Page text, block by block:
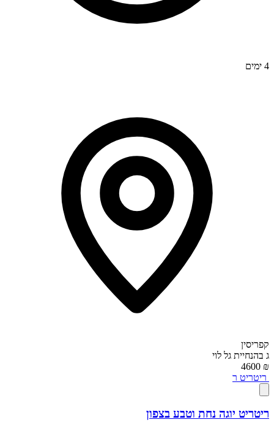
4 ימים
קפריסין
ג בהנחיית גל לוי
₪ 4600
ריטריט ר
ריטריט יוגה נחת וטבע בצפון